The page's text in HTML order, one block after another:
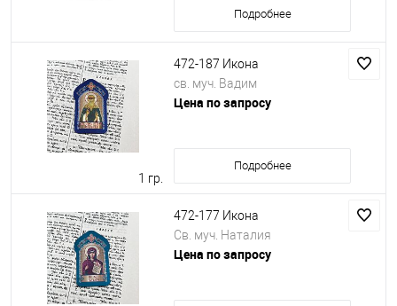
Подробнее
1 гр.
472-187 Икона
св. муч. Вадим
Цена по запросу
Подробнее
472-177 Икона
Св. муч. Наталия
Цена по запросу